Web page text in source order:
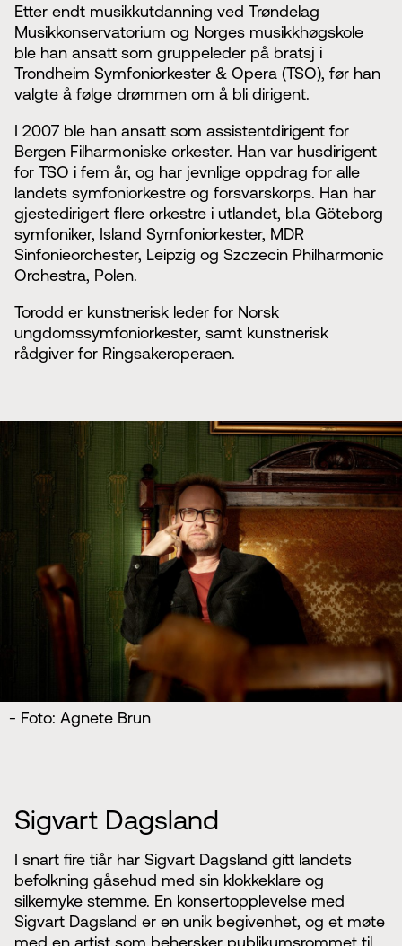
Etter endt musikkutdanning ved Trøndelag
Musikkonservatorium og Norges musikkhøgskole
ble han ansatt som gruppeleder på bratsj i
Trondheim Symfoniorkester & Opera (TSO), før han
valgte å følge drømmen om å bli dirigent.
I 2007 ble han ansatt som assistentdirigent for
Bergen Filharmoniske orkester. Han var husdirigent
for TSO i fem år, og har jevnlige oppdrag for alle
landets symfoniorkestre og forsvarskorps. Han har
gjestedirigert flere orkestre i utlandet, bl.a Göteborg
symfoniker, Island Symfoniorkester, MDR
Sinfonieorchester, Leipzig og Szczecin Philharmonic
Orchestra, Polen.
Torodd er kunstnerisk leder for Norsk
ungdomssymfoniorkester, samt kunstnerisk
rådgiver for Ringsakeroperaen.
- Foto: Agnete Brun
Sigvart Dagsland
I snart fire tiår har Sigvart Dagsland gitt landets
befolkning gåsehud med sin klokkeklare og
silkemyke stemme. En konsertopplevelse med
Sigvart Dagsland er en unik begivenhet, og et møte
med en artist som behersker publikumsrommet til